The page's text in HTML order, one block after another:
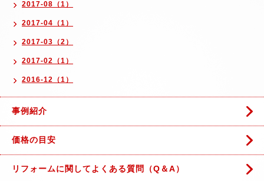
2017-08（1）
2017-04（1）
2017-03（2）
2017-02（1）
2016-12（1）
事例紹介
価格の目安
リフォームに関してよくある質問（Q＆A）